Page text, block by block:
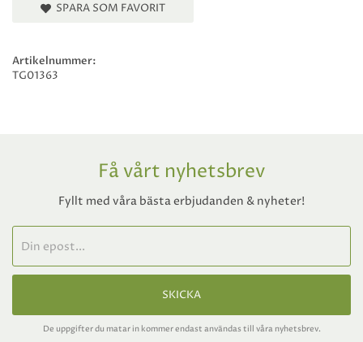
SPARA SOM FAVORIT
Artikelnummer:
TG01363
Få vårt nyhetsbrev
Fyllt med våra bästa erbjudanden & nyheter!
SKICKA
De uppgifter du matar in kommer endast användas till våra nyhetsbrev.